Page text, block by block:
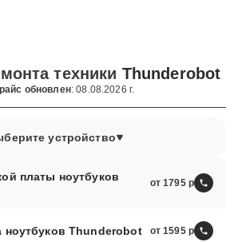
техники Thunderobot
обновлен: 08.08.2026 г.
устройство
платы ноутбуков
от 1795
ноутбуков Thunderobot от 1595